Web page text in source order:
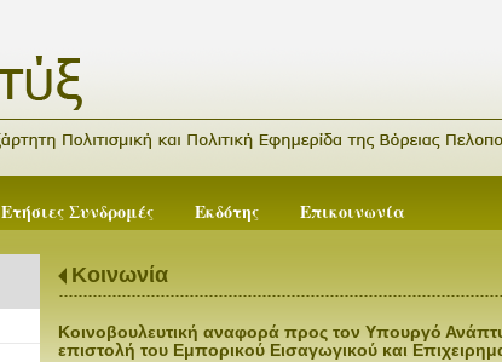
Ετήσιες Συνδρομές Εκδότης Επικοινωνία
Κοινωνία
Κοινοβουλευτική αναφορά προς τον Υπουργό
επιστολή του Εμπορικού Εισαγωγικού και